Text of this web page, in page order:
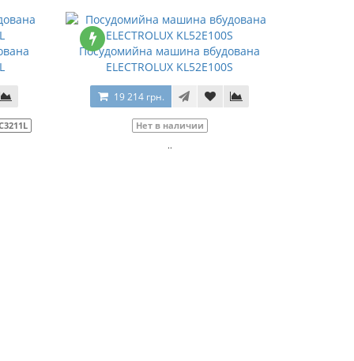
Посудомийна машина вбудована
ELECTROLUX KL52E100S
19 214 грн.
Нет в наличии
..